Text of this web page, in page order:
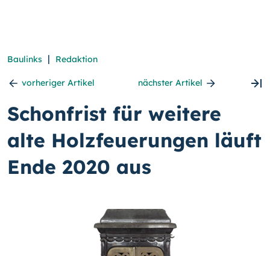
Baulinks | Redaktion
vorheriger Artikel nächster Artikel
Schonfrist für weitere
alte Holzfeuerungen läuft
Ende 2020 aus